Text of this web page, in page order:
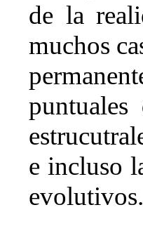
de la
muchos
puntuales
e incluso